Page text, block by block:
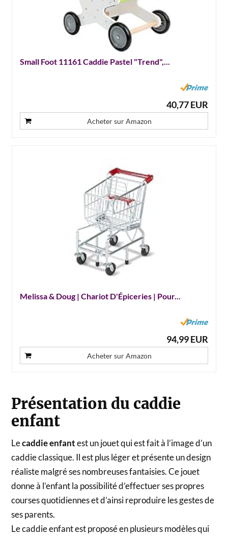
Small Foot 11161 Caddie Pastel "Trend",...
40,77 EUR
Acheter sur Amazon
Melissa & Doug | Chariot D'Épiceries | Pour...
94,99 EUR
Acheter sur Amazon
Présentation du caddie
enfant
Lecaddie enfantest un jouet qui est fait à l’image d’un
caddie classique. Il est plus léger et présente un design
réaliste malgré ses nombreuses fantaisies. Ce jouet
donne à l’enfant la possibilité d’effectuer ses propres
courses quotidiennes et d’ainsi reproduire les gestes de
ses parents.
Le caddie enfant est proposé en plusieurs modèles qui